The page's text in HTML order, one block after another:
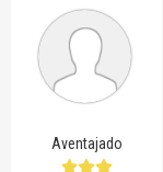
Aventajado